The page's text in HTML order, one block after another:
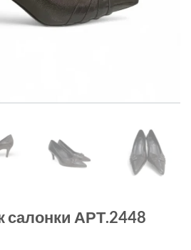
салонки АРТ.2448